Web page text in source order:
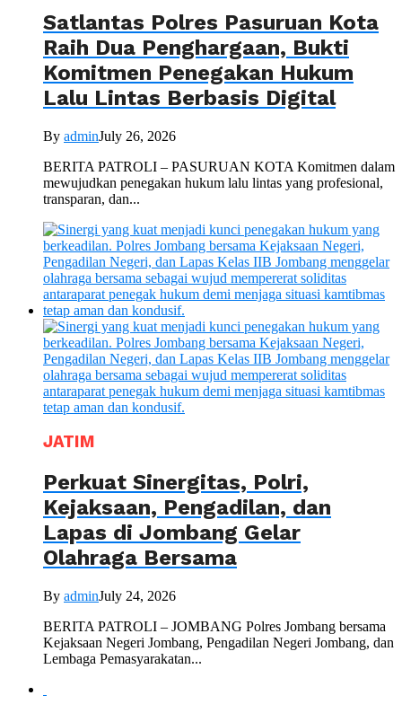
Satlantas Polres Pasuruan Kota
Raih Dua Penghargaan, Bukti
Komitmen Penegakan Hukum
Lalu Lintas Berbasis Digital
By adminJuly 26, 2026
BERITA PATROLI – PASURUAN KOTA Komitmen dalam
mewujudkan penegakan hukum lalu lintas yang profesional,
transparan, dan...
JATIM
Perkuat Sinergitas, Polri,
Kejaksaan, Pengadilan, dan
Lapas di Jombang Gelar
Olahraga Bersama
By adminJuly 24, 2026
BERITA PATROLI – JOMBANG Polres Jombang bersama
Kejaksaan Negeri Jombang, Pengadilan Negeri Jombang, dan
Lembaga Pemasyarakatan...